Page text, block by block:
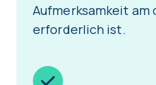
Aufmerksamkeit am
erforderlich ist.